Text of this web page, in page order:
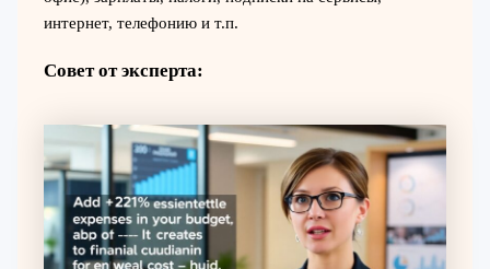
интернет, телефонию и т.п.
Совет от эксперта: